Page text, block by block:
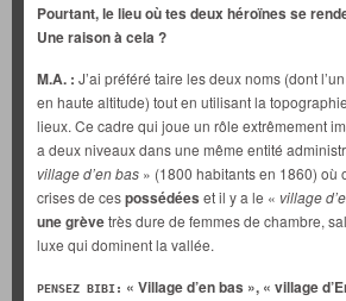
Pourtant, le lieu où tes deux héroïnes se
Une raison à cela ?
M.A. : J’ai préféré taire les deux noms (dont
en haute altitude) tout en utilisant la
lieux. Ce cadre qui joue un rôle extrêmement
a deux niveaux dans une même entité
village d’en bas » (1800 habitants en 1860) où
crises de cespossédées et il y a le « village
une grèvetrès dure de femmes de chambre,
luxe qui dominent la vallée.
PENSEZ BIBI: « Village d’en bas », « village